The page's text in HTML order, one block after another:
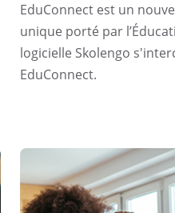
EduConnect est un
unique porté par
logicielle Skolengo
EduConnect.